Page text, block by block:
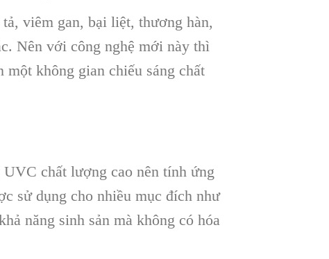
viêm gan, bại liệt, thương hàn,
Nên với công nghệ mới này thì
không gian chiếu sáng chất
chất lượng cao nên tính ứng
sử dụng cho nhiều mục đích như
năng sinh sản mà không có hóa